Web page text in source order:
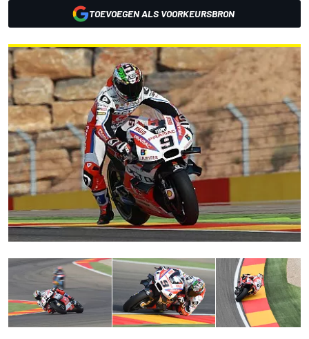
TOEVOEGEN ALS VOORKEURSBRON